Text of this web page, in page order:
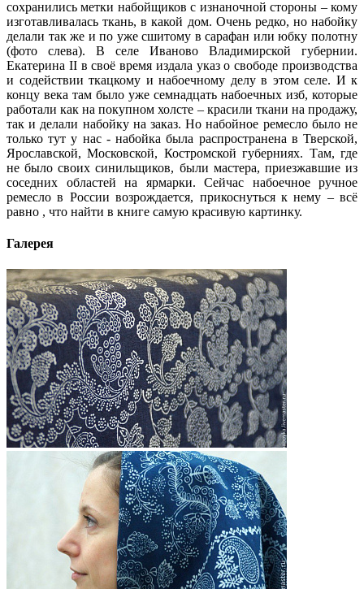
сохранились метки набойщиков с изнаночной стороны – кому
изготавливалась ткань, в какой дом. Очень редко, но набойку
делали так же и по уже сшитому в сарафан или юбку полотну
(фото слева). В селе Иваново Владимирской губернии.
Екатерина II в своё время издала указ о свободе производства
и содействии ткацкому и набоечному делу в этом селе. И к
концу века там было уже семнадцать набоечных изб, которые
работали как на покупном холсте – красили ткани на продажу,
так и делали набойку на заказ. Но набойное ремесло было не
только тут у нас - набойка была распространена в Тверской,
Ярославской, Московской, Костромской губерниях. Там, где
не было своих синильщиков, были мастера, приезжавшие из
соседних областей на ярмарки. Сейчас набоечное ручное
ремесло в России возрождается, прикоснуться к нему – всё
равно , что найти в книге самую красивую картинку.
Галерея